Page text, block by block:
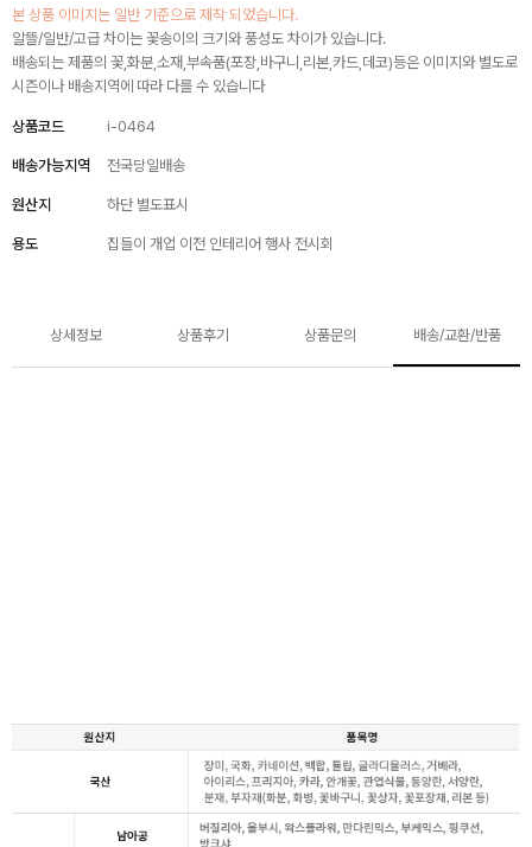
본 상품 이미지는 일반 기준으로 제작 되었습니다.
알뜰/일반/고급 차이는 꽃송이의 크기와 풍성도 차이가 있습니다.
배송되는 제품의 꽃,화분,소재,부속품(포장,바구니,리본,카드,데코)등은 이미지와 별도로
시즌이나 배송지역에 따라 다를 수 있습니다
상품코드 i-0464
배송가능지역 전국당일배송
원산지 하단 별도표시
용도 집들이 개업 이전 인테리어 행사 전시회
상세정보 상품후기 상품문의 배송/교환/반품